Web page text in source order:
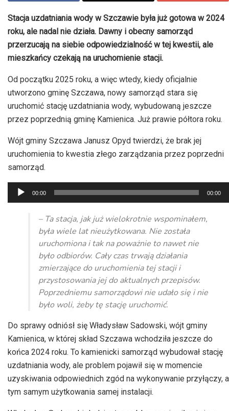
Stacja uzdatniania wody w Szczawie była już gotowa w 2024
roku, ale nadal nie działa. Dawny i obecny samorząd
przerzucają na siebie odpowiedzialność w tej kwestii, ale
mieszkańcy czekają na uruchomienie stacji.
Od początku 2025 roku, a więc wtedy, kiedy oficjalnie
utworzono gminę Szczawa, nowy samorząd stara się
uruchomić stację uzdatniania wody, wybudowaną jeszcze
przez poprzednią gminę Kamienica. Już prawie półtora roku.
Wójt gminy Szczawa Janusz Opyd twierdzi, że brak jej
uruchomienia to kwestia złego zarządzania przez poprzedni
samorząd.
Odtwarzacz
plików
dźwiękowych
00:00 00:00
– Ta stacja, jak już wielokrotnie wspominałem,
była wiele lat nieużytkowana. Nie została
uruchomiona i tak na poważnie to nawet nie
było odbiorów. Cały czas trwają działania
zmierzające do uruchomienia tej stacji i
przystosowania jej do aktualnych przepisów.
Poprzedniemu samorządowi nie udało się i nie
było woli, żeby tę stację uruchomić.
Do sprawy odniósł się Władysław Sadowski, wójt gminy
Kamienica, w której skład Szczawa wchodziła jeszcze do
końca 2024 roku. To kamienicki samorząd wybudował stację
uzdatniania wody, ale problem pojawił się w momencie
uzyskiwania odpowiednich zgód na wykonywanie przyłączy, a
tym samym użytkowania samej instalacji.